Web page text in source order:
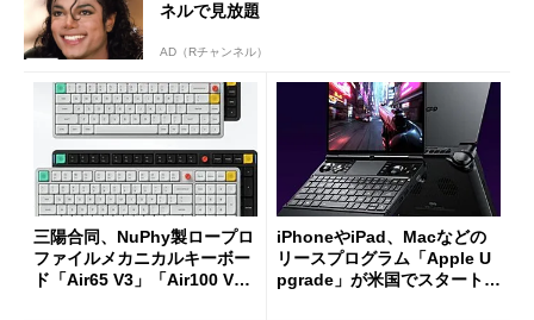
ネルで見放題
AD（Rチャンネル）
三陽合同、NuPhy製ロープロ
ファイルメカニカルキーボー
ド「Air65 V3」「Air100 V
iPhoneやiPad、Macなどの
リースプログラム「Apple U
pgrade」が米国でスタート／